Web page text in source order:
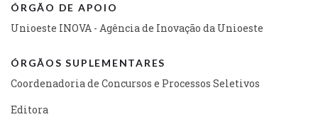
ÓRGÃO DE APOIO
Unioeste INOVA - Agência de Inovação da Unioeste
ÓRGÃOS SUPLEMENTARES
Coordenadoria de Concursos e Processos Seletivos
Editora